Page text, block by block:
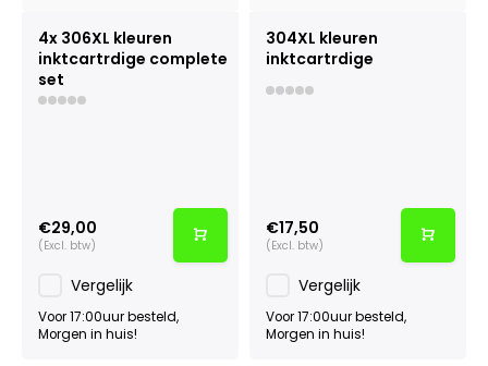
4x 306XL kleuren
inktcartrdige complete
set
€29,00
(Excl. btw)
Vergelijk
Voor 17:00uur besteld,
Morgen in huis!
304XL kleuren
inktcartrdige
€17,50
(Excl. btw)
Vergelijk
Voor 17:00uur besteld,
Morgen in huis!